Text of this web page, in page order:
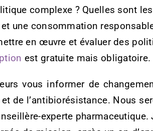
complexe ? Quelles sont
une consommation
en œuvre et évaluer des
est gratuite mais obligatoire.
vous informer de
de l’antibiorésistance. Nous
experte